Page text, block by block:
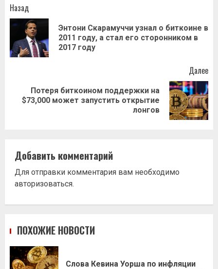
Навигация
записи
Назад
Энтони Скарамуччи узнал о биткоине в
2011 году, а стал его сторонником в
2017 году
Далее
Следующая
Потеря биткоином поддержки на
$73,000 может запустить открытие
лонгов
Добавить комментарий
Для отправки комментария вам необходимо
авторизоваться.
ПОХОЖИЕ НОВОСТИ
Слова Кевина Уорша по инфляции